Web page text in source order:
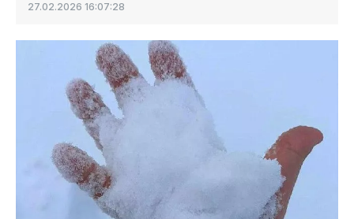
27.02.2026 16:07:28